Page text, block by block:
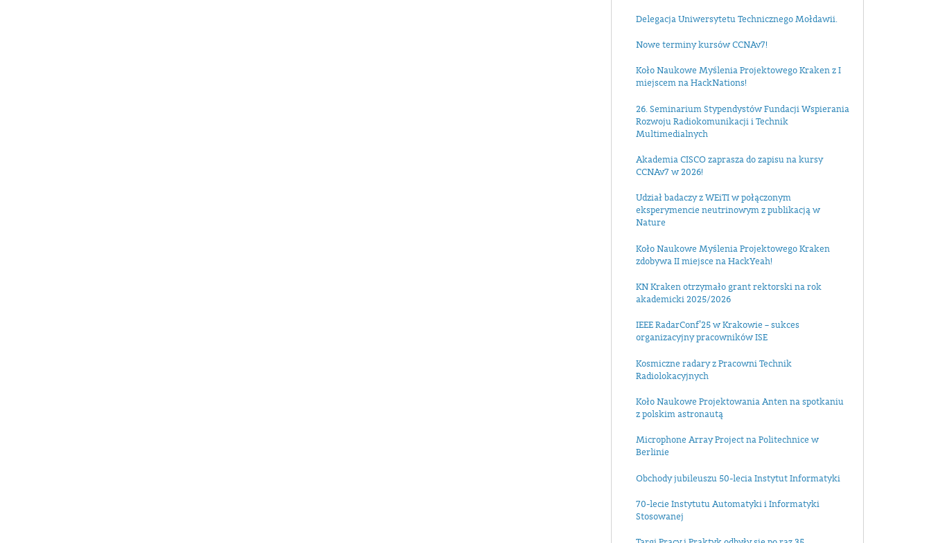
Delegacja Uniwersytetu Technicznego Mołdawii.
Nowe terminy kursów CCNAv7!
Koło Naukowe Myślenia Projektowego Kraken z I
miejscem na HackNations!
26. Seminarium Stypendystów Fundacji Wspierania
Rozwoju Radiokomunikacji i Technik
Multimedialnych
Akademia CISCO zaprasza do zapisu na kursy
CCNAv7 w 2026!
Udział badaczy z WEiTI w połączonym
eksperymencie neutrinowym z publikacją w
Nature
Koło Naukowe Myślenia Projektowego Kraken
zdobywa II miejsce na HackYeah!
KN Kraken otrzymało grant rektorski na rok
akademicki 2025/2026
IEEE RadarConf’25 w Krakowie – sukces
organizacyjny pracowników ISE
Kosmiczne radary z Pracowni Technik
Radiolokacyjnych
Koło Naukowe Projektowania Anten na spotkaniu
z polskim astronautą
Microphone Array Project na Politechnice w
Berlinie
Obchody jubileuszu 50-lecia Instytut Informatyki
70-lecie Instytutu Automatyki i Informatyki
Stosowanej